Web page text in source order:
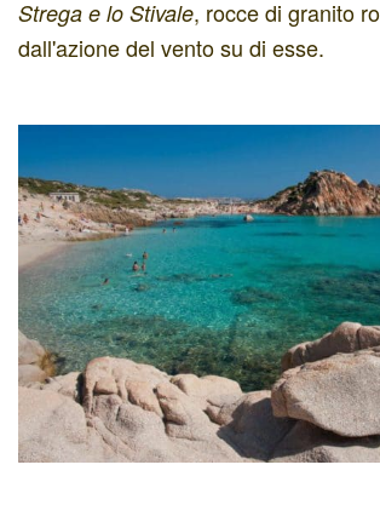
Strega e lo Stivale, rocce di granito
dall'azione del vento su di esse.